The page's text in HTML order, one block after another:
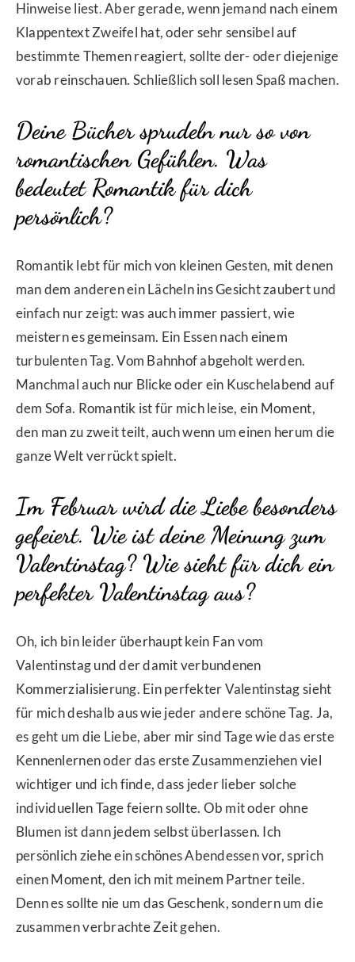
Hinweise liest. Aber gerade, wenn jemand nach einem
Klappentext Zweifel hat, oder sehr sensibel auf
bestimmte Themen reagiert, sollte der- oder diejenige
vorab reinschauen. Schließlich soll lesen Spaß machen.
Deine Bücher sprudeln nur so von
romantischen Gefühlen. Was
bedeutet Romantik für dich
persönlich?
Romantik lebt für mich von kleinen Gesten, mit denen
man dem anderen ein Lächeln ins Gesicht zaubert und
einfach nur zeigt: was auch immer passiert, wie
meistern es gemeinsam. Ein Essen nach einem
turbulenten Tag. Vom Bahnhof abgeholt werden.
Manchmal auch nur Blicke oder ein Kuschelabend auf
dem Sofa. Romantik ist für mich leise, ein Moment,
den man zu zweit teilt, auch wenn um einen herum die
ganze Welt verrückt spielt.
Im Februar wird die Liebe besonders
gefeiert. Wie ist deine Meinung zum
Valentinstag? Wie sieht für dich ein
perfekter Valentinstag aus?
Oh, ich bin leider überhaupt kein Fan vom
Valentinstag und der damit verbundenen
Kommerzialisierung. Ein perfekter Valentinstag sieht
für mich deshalb aus wie jeder andere schöne Tag. Ja,
es geht um die Liebe, aber mir sind Tage wie das erste
Kennenlernen oder das erste Zusammenziehen viel
wichtiger und ich finde, dass jeder lieber solche
individuellen Tage feiern sollte. Ob mit oder ohne
Blumen ist dann jedem selbst überlassen. Ich
persönlich ziehe ein schönes Abendessen vor, sprich
einen Moment, den ich mit meinem Partner teile.
Denn es sollte nie um das Geschenk, sondern um die
zusammen verbrachte Zeit gehen.